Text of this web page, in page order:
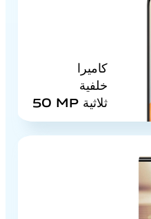
كاميرا
خلفية
ثلاثية50 MP